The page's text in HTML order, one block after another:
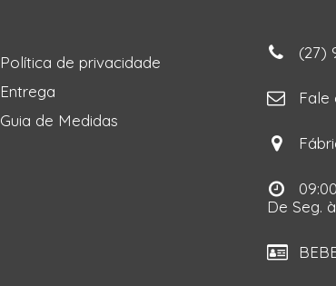
Política de privacidade
Entrega
Guia de Medidas
(27)
Fale
De Seg.